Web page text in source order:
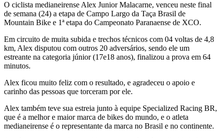
O ciclista medianeirense Alex Junior Malacarne, venceu neste final
de semana (24) a etapa de Campo Largo da Taça Brasil de
Mountain Bike e 1ª etapa do Campeonato Paranaense de XCO.
Em circuito de muita subida e trechos técnicos com 04 voltas de 4,8
km, Alex disputou com outros 20 adversários, sendo ele um
estreante na categoria júnior (17e18 anos), finalizou a prova em 64
minutos.
Alex ficou muito feliz com o resultado, e agradeceu o apoio e
carinho das pessoas que torceram por ele.
Alex também teve sua estreia junto à equipe Specialized Racing BR,
que é a melhor e maior marca de bikes do mundo, e o atleta
medianeirense é o representante da marca no Brasil e no continente.